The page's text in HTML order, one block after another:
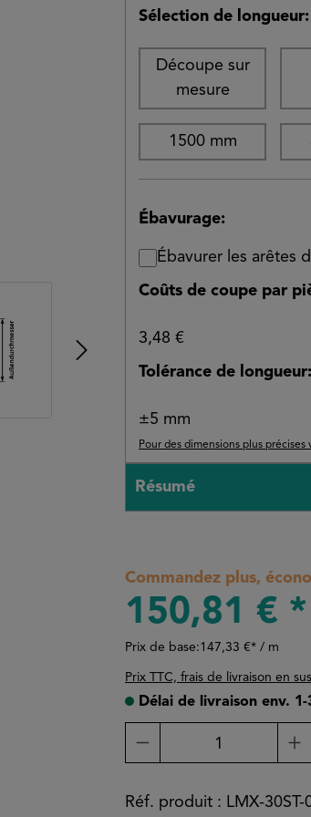
Sélection de longueur:
Découpe sur
mesure
1500 mm
Ébavurage:
Ébavurer les arêtes
Coûts de coupe par
3,48 €
Tolérance de longueur:
±5 mm
Pour des dimensions plus
Résumé
Quantité de
Commandez plus,
150,81 € *
Prix de base:147,33 €* / m
Prix TTC, frais de livraison en sus
Délai de livraison env.
Réf. produit : LMX-30ST-